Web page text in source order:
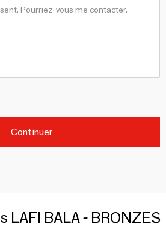
Continuer
LAFI BALA - BRONZES